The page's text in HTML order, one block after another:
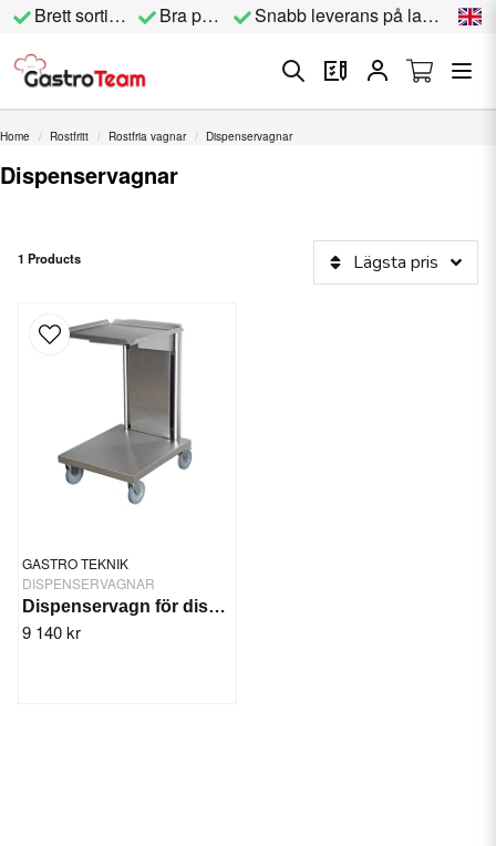
Brett sortiment Bra priser Snabb leverans på lagervara
Home Rostfritt Rostfria vagnar Dispenservagnar
Dispenservagnar
1 Products Lägsta pris
GASTRO TEKNIK
DISPENSERVAGNAR
Dispenservagn för diskkorg 50x50cm
9 140 kr